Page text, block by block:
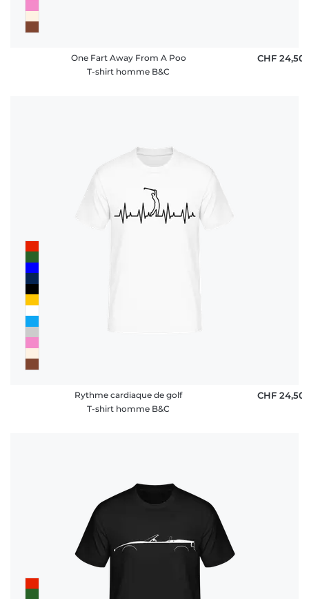
One Fart Away From A Poo
T-shirt homme B&C
CHF 24,50
Rythme cardiaque de golf
T-shirt homme B&C
CHF 24,50